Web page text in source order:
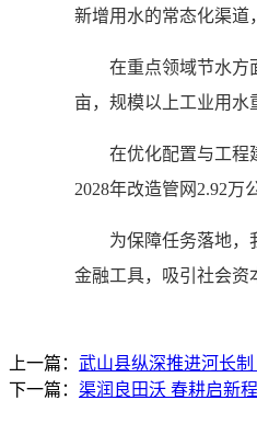
新增用水的常态化渠道
在重点领域节水方
亩，规模以上工业用水
在优化配置与工程
2028年改造管网2.92万
为保障任务落地，
金融工具，吸引社会资
上一篇： 武山县纵深推进河长
下一篇： 渠润良田沃 春耕启新